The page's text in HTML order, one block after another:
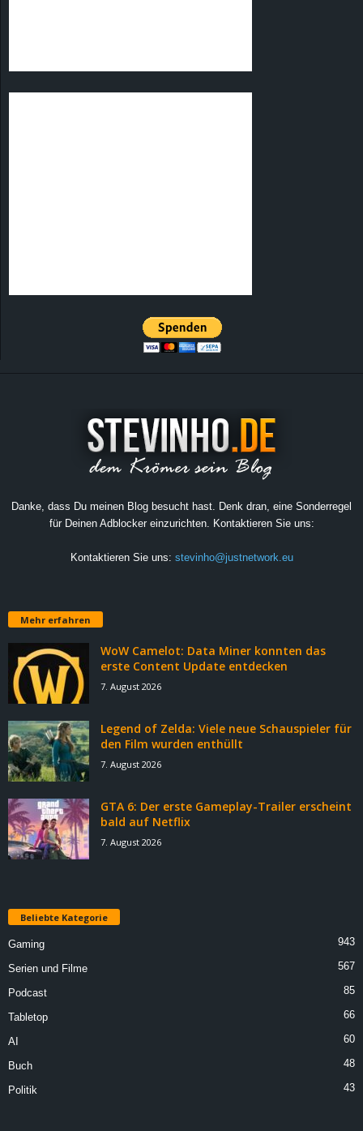
Danke, dass Du meinen Blog besucht hast. Denk dran, eine Sonderregel
für Deinen Adblocker einzurichten. Kontaktieren Sie uns:
Kontaktieren Sie uns: stevinho@justnetwork.eu
Mehr erfahren
WoW Camelot: Data Miner konnten das
erste Content Update entdecken
7. August 2026
Legend of Zelda: Viele neue Schauspieler für
den Film wurden enthüllt
7. August 2026
GTA 6: Der erste Gameplay-Trailer erscheint
bald auf Netflix
7. August 2026
Beliebte Kategorie
Gaming 943
Serien und Filme 567
Podcast 85
Tabletop 66
AI 60
Buch 48
Politik 43